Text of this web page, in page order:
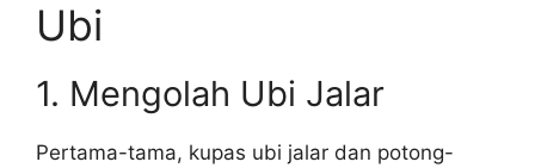
Ubi
1. Mengolah Ubi Jalar
Pertama-tama, kupas ubi jalar dan potong-